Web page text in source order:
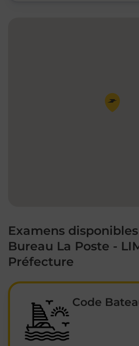
Pin de la carte
Examens
Bureau La Poste -
Préfecture
Code